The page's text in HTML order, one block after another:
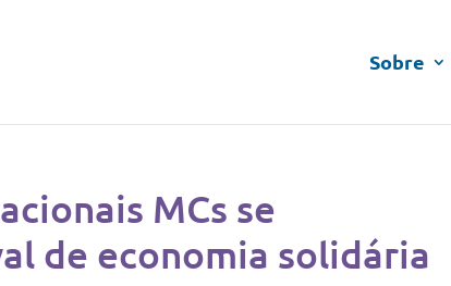
Sobre
MCs se
de economia solidária